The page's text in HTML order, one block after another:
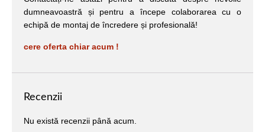
dumneavoastră și pentru a începe colaborarea cu o
echipă de montaj de încredere și profesională!
cere oferta chiar acum !
Recenzii
Nu există recenzii până acum.